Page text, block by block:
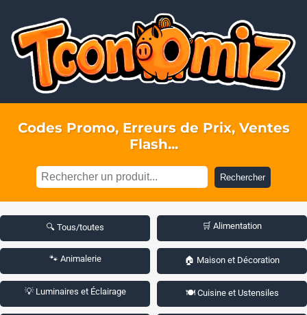
Codes Promo, Erreurs de Prix, Ventes
Flash...
Rechercher
🔍 Tous/toutes 🛒 Alimentation
🐾 Animalerie 🏠 Maison et Décoration
💡 Luminaires et Éclairage 🍽️ Cuisine et Ustensiles